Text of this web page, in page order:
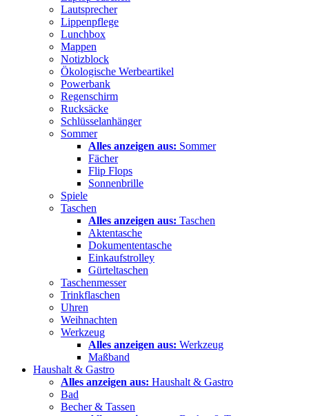
Lautsprecher
Lippenpflege
Lunchbox
Mappen
Notizblock
Ökologische Werbeartikel
Powerbank
Regenschirm
Rucksäcke
Schlüsselanhänger
Sommer
Alles anzeigen aus: Sommer
Fächer
Flip Flops
Sonnenbrille
Spiele
Taschen
Alles anzeigen aus: Taschen
Aktentasche
Dokumententasche
Einkaufstrolley
Gürteltaschen
Taschenmesser
Trinkflaschen
Uhren
Weihnachten
Werkzeug
Alles anzeigen aus: Werkzeug
Maßband
Haushalt & Gastro
Alles anzeigen aus: Haushalt & Gastro
Bad
Becher & Tassen